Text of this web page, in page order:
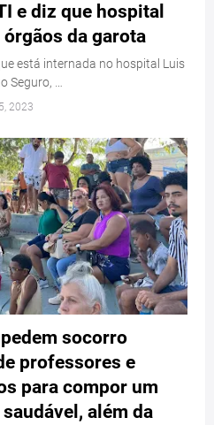
e diz que hospital
da garota
está internada no hospital Luis
Seguro, …
2023
socorro
professores e
para compor um
além da